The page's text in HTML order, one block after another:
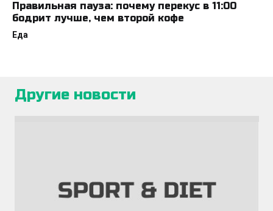
Правильная пауза: почему перекус в 11:00
бодрит лучше, чем второй кофе
Еда
Другие новости